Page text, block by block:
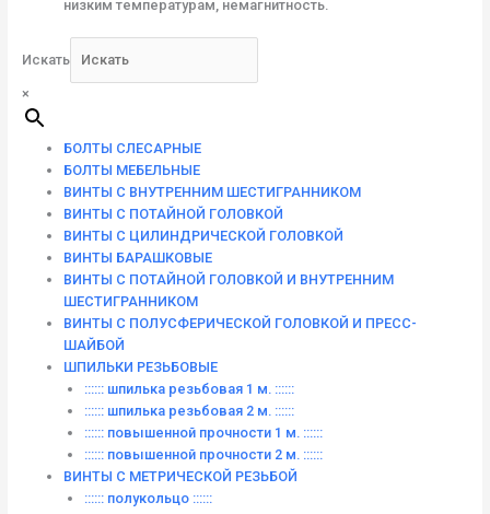
низким температурам, немагнитность.
Искать
×
БОЛТЫ СЛЕСАРНЫЕ
БОЛТЫ МЕБЕЛЬНЫЕ
ВИНТЫ С ВНУТРЕННИМ ШЕСТИГРАННИКОМ
ВИНТЫ С ПОТАЙНОЙ ГОЛОВКОЙ
ВИНТЫ С ЦИЛИНДРИЧЕСКОЙ ГОЛОВКОЙ
ВИНТЫ БАРАШКОВЫЕ
ВИНТЫ С ПОТАЙНОЙ ГОЛОВКОЙ И ВНУТРЕННИМ
ШЕСТИГРАННИКОМ
ВИНТЫ С ПОЛУСФЕРИЧЕСКОЙ ГОЛОВКОЙ И ПРЕСС-
ШАЙБОЙ
ШПИЛЬКИ РЕЗЬБОВЫЕ
:::::: шпилька резьбовая 1 м. ::::::
:::::: шпилька резьбовая 2 м. ::::::
:::::: повышенной прочности 1 м. ::::::
:::::: повышенной прочности 2 м. ::::::
ВИНТЫ C МЕТРИЧЕСКОЙ РЕЗЬБОЙ
:::::: полукольцо ::::::